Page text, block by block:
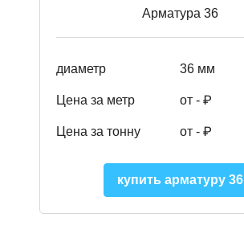
Арматура 36
диаметр 36 мм
Цена за метр от - ₽
Цена за тонну от - ₽
купить арматуру 36